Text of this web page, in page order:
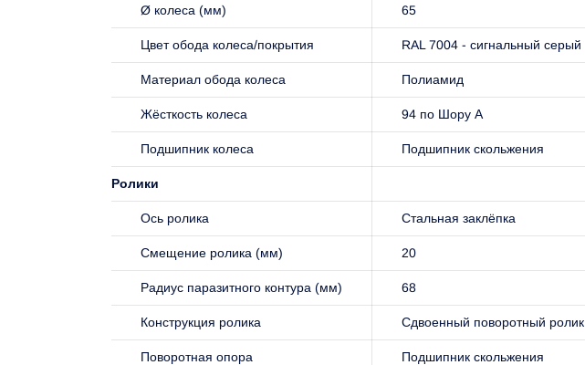
Ø колеса (мм) 65
Цвет обода колеса/покрытия RAL 7004 - сигнальный серый
Материал обода колеса Полиамид
Жёсткость колеса 94 по Шору А
Подшипник колеса Подшипник скольжения
Ролики
Ось ролика Стальная заклёпка
Смещение ролика (мм) 20
Радиус паразитного контура (мм) 68
Конструкция ролика Сдвоенный поворотный ролик
Поворотная опора Подшипник скольжения